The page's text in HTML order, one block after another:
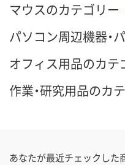
マウスのカテゴリー
パソコン周辺機器・
オフィス用品のカテ
作業・研究用品のカ
あなたが最近チェックした